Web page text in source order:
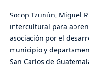
Socop Tzunún, Miguel
intercultural para
asociación por el
municipio y
San Carlos de